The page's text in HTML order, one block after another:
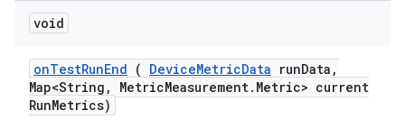
void
onTestRunEnd ( DeviceMetricData runData ,
Map<String , MetricMeasurement. Metric> current
RunMetrics)